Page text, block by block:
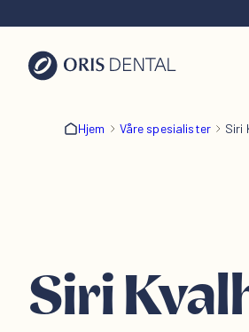
Hjem Våre spesialister Siri
Siri